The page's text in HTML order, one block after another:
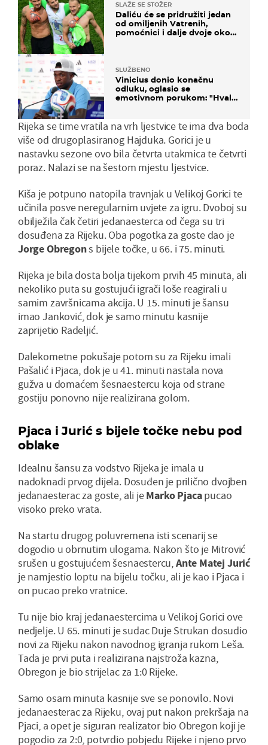
SLAŽE SE STOŽER
Daliću će se pridružiti jedan
od omiljenih Vatrenih,
pomoćnici i dalje dvoje oko
SLUŽBENO
Vinicius donio konačnu
odluku, oglasio se
emotivnom porukom: "Hvala
Rijeka se time vratila na vrh ljestvice te ima dva boda
više od drugoplasiranog Hajduka. Gorici je u
nastavku sezone ovo bila četvrta utakmica te četvrti
poraz. Nalazi se na šestom mjestu ljestvice.
Kiša je potpuno natopila travnjak u Velikoj Gorici te
učinila posve neregularnim uvjete za igru. Dvoboj su
obilježila čak četiri jedanaesterca od čega su tri
dosuđena za Rijeku. Oba pogotka za goste dao je
Jorge Obregons bijele točke, u 66. i 75. minuti.
Rijeka je bila dosta bolja tijekom prvih 45 minuta, ali
nekoliko puta su gostujući igrači loše reagirali u
samim završnicama akcija. U 15. minuti je šansu
imao Janković, dok je samo minutu kasnije
zaprijetio Radeljić.
Dalekometne pokušaje potom su za Rijeku imali
Pašalić i Pjaca, dok je u 41. minuti nastala nova
gužva u domaćem šesnaestercu koja od strane
gostiju ponovno nije realizirana golom.
Pjaca i Jurić s bijele točke nebu pod
oblake
Idealnu šansu za vodstvo Rijeka je imala u
nadoknadi prvog dijela. Dosuđen je prilično dvojben
jedanaesterac za goste, ali jeMarko Pjacapucao
visoko preko vrata.
Na startu drugog poluvremena isti scenarij se
dogodio u obrnutim ulogama. Nakon što je Mitrović
srušen u gostujućem šesnaestercu,Ante Matej Jurić
je namjestio loptu na bijelu točku, ali je kao i Pjaca i
on pucao preko vratnice.
Tu nije bio kraj jedanaestercima u Velikoj Gorici ove
nedjelje. U 65. minuti je sudac Duje Strukan dosudio
novi za Rijeku nakon navodnog igranja rukom Leša.
Tada je prvi puta i realizirana najstroža kazna,
Obregon je bio strijelac za 1:0 Rijeke.
Samo osam minuta kasnije sve se ponovilo. Novi
jedanaesterac za Rijeku, ovaj put nakon prekršaja na
Pjaci, a opet je siguran realizator bio Obregon koji je
pogodio za 2:0, potvrdio pobjedu Rijeke i njeno prvo